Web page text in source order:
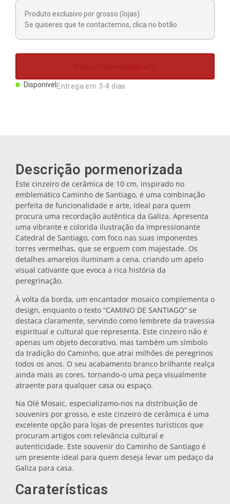
Figuras
Porta-chaves
Bases de copos
Tampas
Galheteiros
Bases para tachos
Copos
Copos de shot
Lembranças por cidade
Produto exclusivo por grosso (lojas).
Se quiseres que te contactemos, clica no botão.
Estou interessado em
Disponível Entrega em 3-4 dias
Descrição pormenorizada
Este cinzeiro de cerâmica de 10 cm, inspirado no
emblemático Caminho de Santiago, é uma combinação
perfeita de funcionalidade e arte, ideal para quem
procura uma recordação autêntica da Galiza. Apresenta
uma vibrante e colorida ilustração da impressionante
Catedral de Santiago, com foco nas suas imponentes
torres vermelhas, que se erguem com majestade. Os
detalhes amarelos iluminam a cena, criando um apelo
visual cativante que evoca a rica história da
peregrinação.
À volta da borda, um encantador mosaico complementa o
design, enquanto o texto “CAMINO DE SANTIAGO” se
destaca claramente, servindo como lembrete da travessia
espiritual e cultural que representa. Este cinzeiro não é
apenas um objeto decorativo, mas também um símbolo
da tradição do Caminho, que atrai milhões de peregrinos
todos os anos. O seu acabamento branco brilhante realça
ainda mais as cores, tornando-o uma peça visualmente
atraente para qualquer casa ou espaço.
Na Olé Mosaic, especializamo-nos na distribuição de
souvenirs por grosso, e este cinzeiro de cerâmica é uma
excelente opção para lojas de presentes turísticos que
procuram artigos com relevância cultural e
autenticidade. Este souvenir do Caminho de Santiago é
um presente ideal para quem deseja levar um pedaço da
Galiza para casa.
Caraterísticas